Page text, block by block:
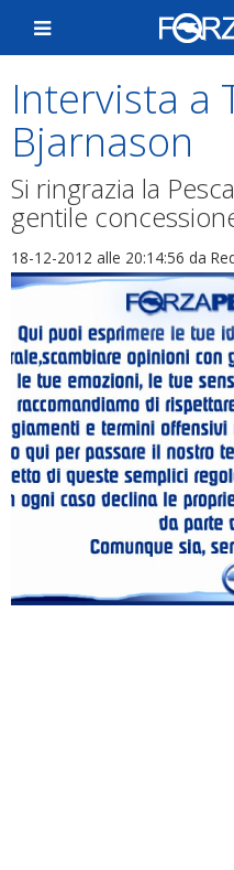
Intervista a
Bjarnason
Si ringrazia la
gentile
18-12-2012 alle 20:14:56 da